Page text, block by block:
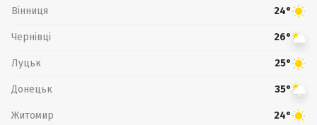
Вінниця 24°
Чернівці 26°
Луцьк 25°
Донецьк 35°
Житомир 24°